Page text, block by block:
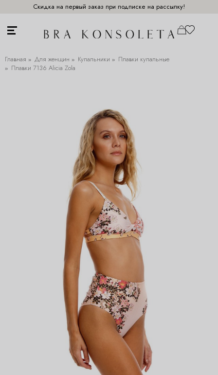
Скидка на первый заказ при подписке на рассылку!
Главная Для женщин Купальники
Плавки купальные
Плавки 7136 Alicia Zola